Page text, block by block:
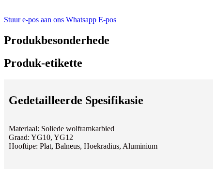
Stuur e-pos aan ons Whatsapp E-pos
Produkbesonderhede
Produk-etikette
Gedetailleerde Spesifikasie
Materiaal: Soliede wolframkarbied
Graad: YG10, YG12
Hooftipe: Plat, Balneus, Hoekradius, Aluminium